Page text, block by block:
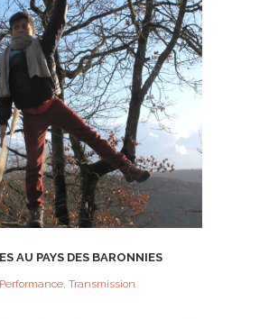
AU PAYS DES BARONNIES
Performance, Transmission